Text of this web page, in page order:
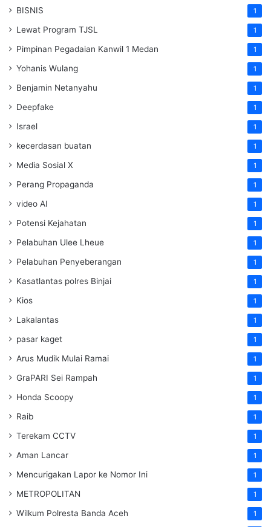
BISNIS 1
Lewat Program TJSL 1
Pimpinan Pegadaian Kanwil 1 Medan 1
Yohanis Wulang 1
Benjamin Netanyahu 1
Deepfake 1
Israel 1
kecerdasan buatan 1
Media Sosial X 1
Perang Propaganda 1
video AI 1
Potensi Kejahatan 1
Pelabuhan Ulee Lheue 1
Pelabuhan Penyeberangan 1
Kasatlantas polres Binjai 1
Kios 1
Lakalantas 1
pasar kaget 1
Arus Mudik Mulai Ramai 1
GraPARI Sei Rampah 1
Honda Scoopy 1
Raib 1
Terekam CCTV 1
Aman Lancar 1
Mencurigakan Lapor ke Nomor Ini 1
METROPOLITAN 1
Wilkum Polresta Banda Aceh 1